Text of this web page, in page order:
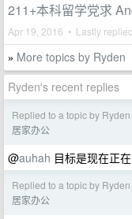
211+本科留学党求
Apr 19, 2016 • Lastly
» More topics by Ryden
Ryden's recent replies
Replied to a topic by Ryden
居家办公
@auhah 目标是现在正
Replied to a topic by Ryden
居家办公